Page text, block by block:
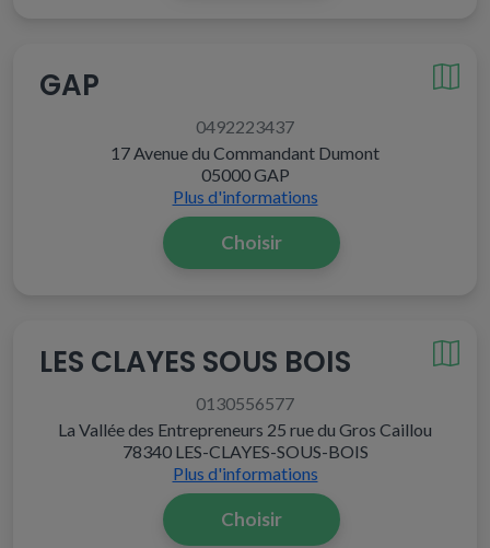
GAP
0492223437
17 Avenue du Commandant Dumont
05000 GAP
Plus d'informations
Choisir
LES CLAYES SOUS BOIS
0130556577
La Vallée des Entrepreneurs 25 rue du Gros Caillou
78340 LES-CLAYES-SOUS-BOIS
Plus d'informations
Choisir